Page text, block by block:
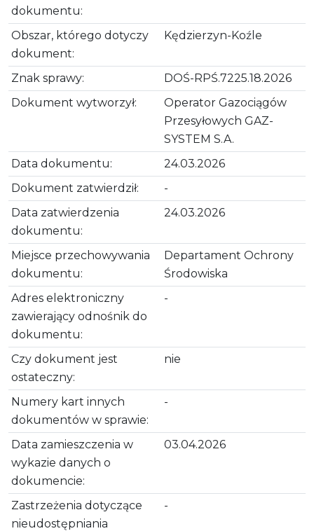
dokumentu:
Obszar, którego dotyczy
dokument:
Kędzierzyn-Koźle
Znak sprawy:
DOŚ-RPŚ.7225.18.2026
Dokument wytworzył:
Operator Gazociągów
Przesyłowych GAZ-
SYSTEM S.A.
Data dokumentu:
24.03.2026
Dokument zatwierdził:
-
Data zatwierdzenia
dokumentu:
24.03.2026
Miejsce przechowywania
dokumentu:
Departament Ochrony
Środowiska
Adres elektroniczny
zawierający odnośnik do
dokumentu:
-
Czy dokument jest
ostateczny:
nie
Numery kart innych
dokumentów w sprawie:
-
Data zamieszczenia w
wykazie danych o
dokumencie:
03.04.2026
Zastrzeżenia dotyczące
nieudostępniania
-